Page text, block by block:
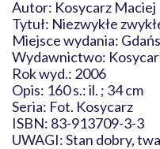
Autor: Kosycarz Maciej
Tytuł: Niezwykłe
Miejsce wydania:
Wydawnictwo:
Rok wyd.: 2006
Opis: 160 s.: il. ; 34 cm
Seria: Fot. Kosycarz
ISBN: 83-913709-3-3
UWAGI: Stan dobry,